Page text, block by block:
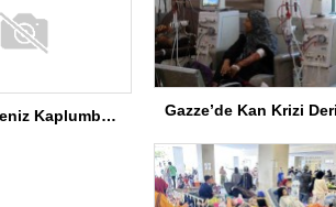
Serik’te Deniz Kaplumbağaları İçin Temizlik